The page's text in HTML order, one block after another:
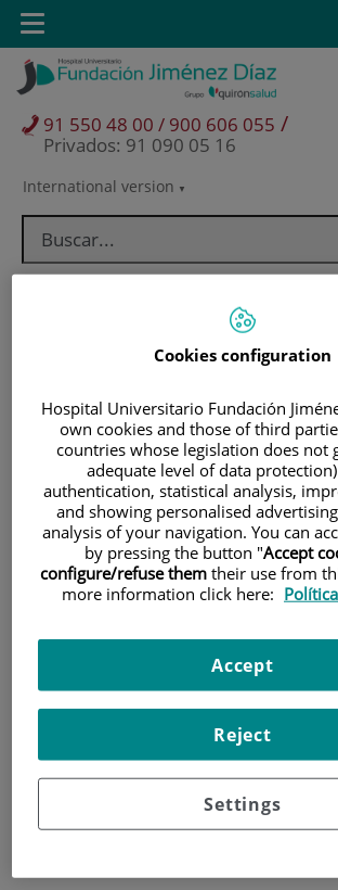
Saltar al contenido
Saltar
contenido
Selector
idioma
International version
91 550 48 00 / 900 606 055 /
Privados: 91 090 05 16
Toggle
navigation
Pacientes y visitantes
Investigación
Cookies configuration
Hospital Universitario Fundación
own cookies and those of third
countries whose legislation does not
adequate level of data
authentication, statistical analysis,
and showing personalised
analysis of your navigation. You can
by pressing the button "Accept
configure/refuse them their use from
more information click here:
Settings
Reject
Accept